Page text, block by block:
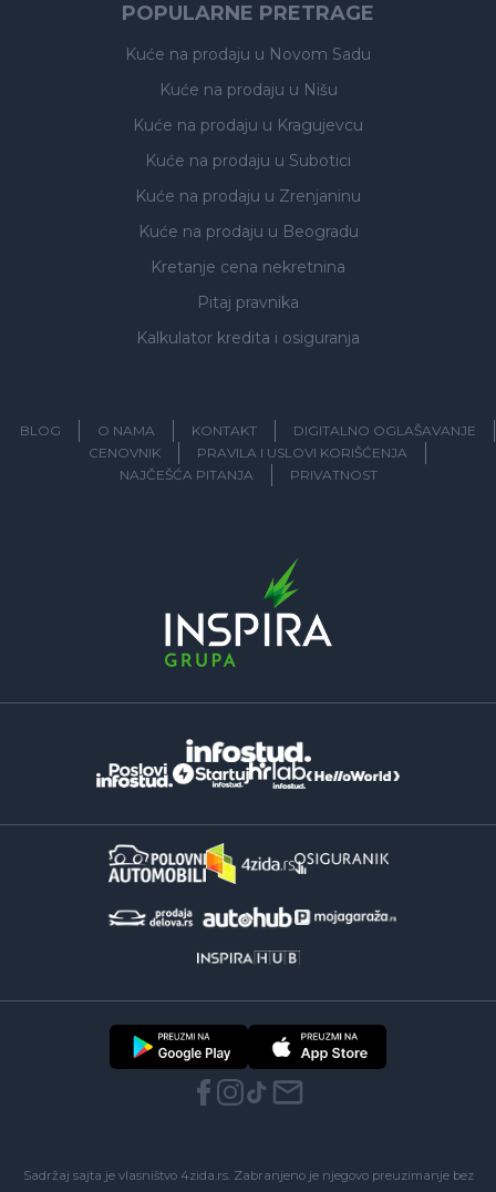
POPULARNE PRETRAGE
Kuće na prodaju u Novom Sadu
Kuće na prodaju u Nišu
Kuće na prodaju u Kragujevcu
Kuće na prodaju u Subotici
Kuće na prodaju u Zrenjaninu
Kuće na prodaju u Beogradu
Kretanje cena nekretnina
Pitaj pravnika
Kalkulator kredita i osiguranja
BLOG O NAMA KONTAKT
DIGITALNO OGLAŠAVANJE
CENOVNIK
PRAVILA I USLOVI KORIŠĆENJA
NAJČEŠĆA PITANJA
PRIVATNOST
Sadržaj sajta je vlasništvo 4zida.rs. Zabranjeno je njegovo preuzimanje bez